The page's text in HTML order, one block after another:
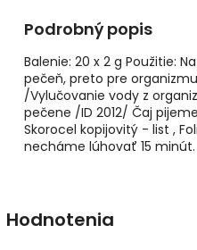
Podrobný popis
Balenie: 20 x 2 g Použitie:
pečeň, preto pre
/Vylučovanie vody z
pečene /ID 2012/ Čaj
Skorocel kopijovitý - list ,
necháme lúhovať 15 minút.